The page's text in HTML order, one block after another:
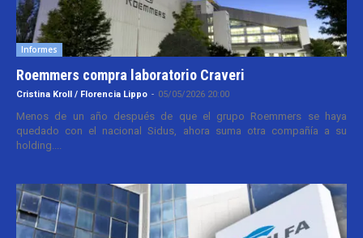
Informes
Roemmers compra laboratorio Craveri
Cristina Kroll / Florencia Lippo - 05/05/2026 20:00
Menos de un año después de que el grupo Roemmers se haya
quedado con el nacional Sidus, ahora suma otra compañía a su
holding....